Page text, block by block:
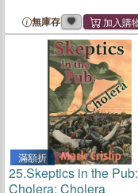
無庫存
滿額折
25.Skeptics in the Pub:
Cholera: Cholera